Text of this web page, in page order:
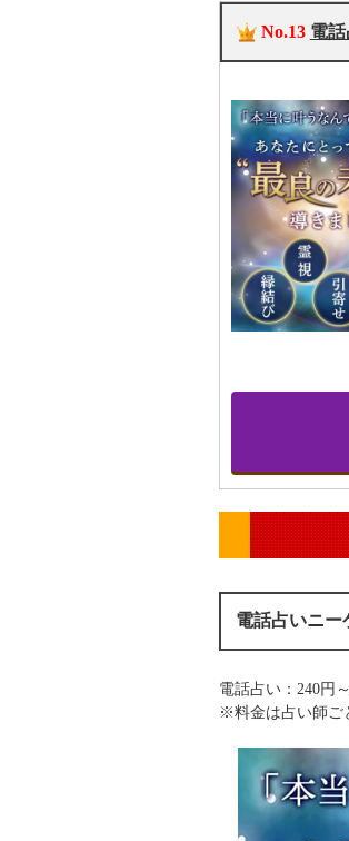
No.13 電
電話占いニー
電話占い：240円
※料金は占い師ご